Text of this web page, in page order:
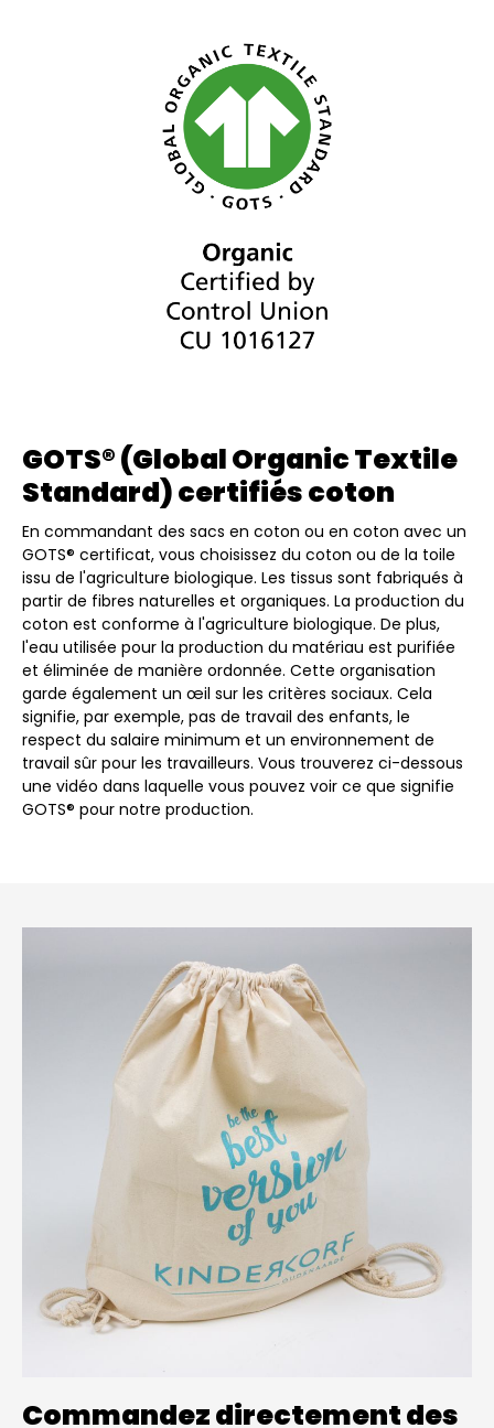
GOTS® (Global Organic Textile
Standard) certifiés coton
En commandant des sacs en coton ou en coton avec un
GOTS® certificat, vous choisissez du coton ou de la toile
issu de l'agriculture biologique. Les tissus sont fabriqués à
partir de fibres naturelles et organiques. La production du
coton est conforme à l'agriculture biologique. De plus,
l'eau utilisée pour la production du matériau est purifiée
et éliminée de manière ordonnée. Cette organisation
garde également un œil sur les critères sociaux. Cela
signifie, par exemple, pas de travail des enfants, le
respect du salaire minimum et un environnement de
travail sûr pour les travailleurs. Vous trouverez ci-dessous
une vidéo dans laquelle vous pouvez voir ce que signifie
GOTS® pour notre production.
Commandez directement des